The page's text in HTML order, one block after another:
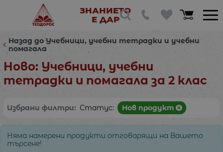
ЗНАНИЕТО
Е ДАР
Назад до Учебници, учебни тетрадки и учебни
помагала
Ново: Учебници, учебни
тетрадки и помагала за 2 клас
Избрани филтри: Статус: Нов продукт
Няма намерени продукти отговарящи на Вашето
търсене!